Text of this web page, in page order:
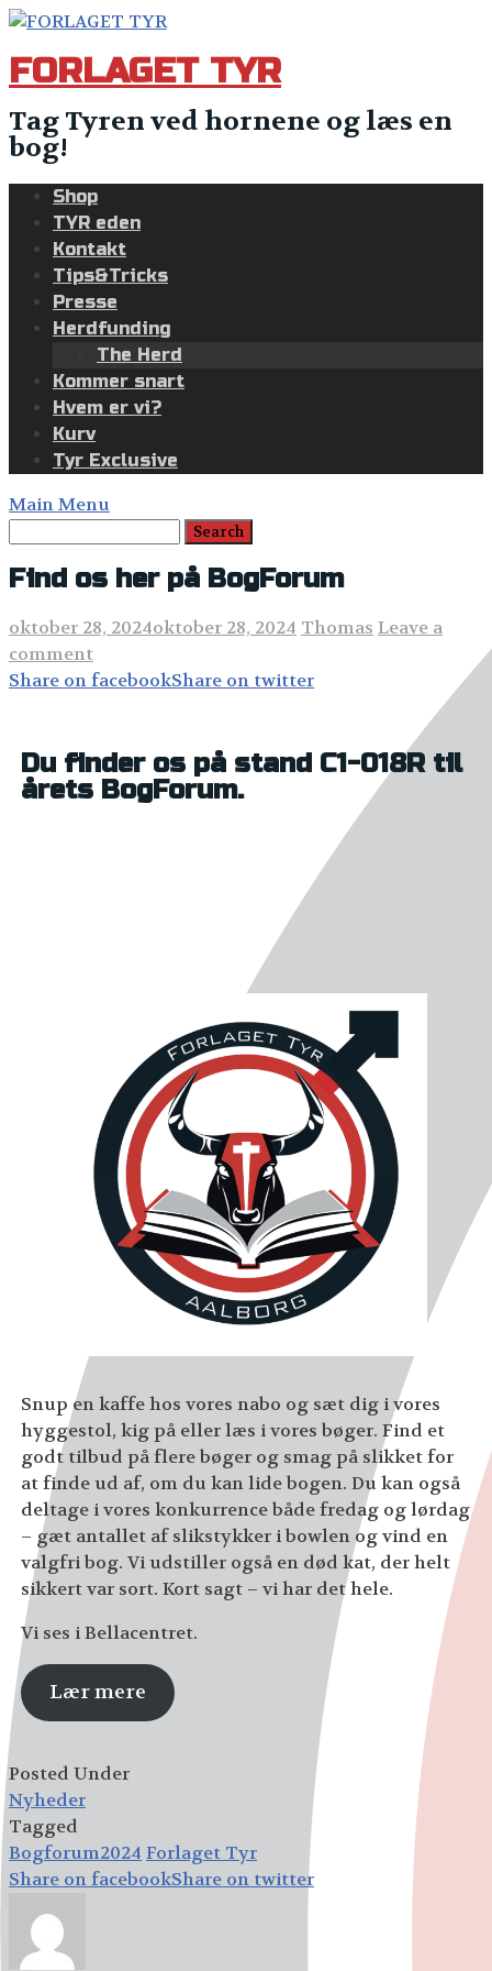
Skip
content
FORLAGET TYR
Tag Tyren ved hornene og læs en
bog!
Shop
TYR eden
Kontakt
Tips&Tricks
Presse
Herdfunding
The Herd
Kommer snart
Hvem er vi?
Kurv
Tyr Exclusive
Main Menu
Find os her på BogForum
oktober 28, 2024oktober 28, 2024 Thomas Leave a
comment
Share on facebookShare on twitter
Du finder os på stand C1-018R til
årets BogForum.
Snup en kaffe hos vores nabo og sæt dig i vores
hyggestol, kig på eller læs i vores bøger. Find et
godt tilbud på flere bøger og smag på slikket for
at finde ud af, om du kan lide bogen. Du kan også
deltage i vores konkurrence både fredag og lørdag
– gæt antallet af slikstykker i bowlen og vind en
valgfri bog. Vi udstiller også en død kat, der helt
sikkert var sort. Kort sagt – vi har det hele.
Vi ses i Bellacentret.
Lær mere
Posted Under
Nyheder
Tagged
Bogforum2024 Forlaget Tyr
Share on facebookShare on twitter